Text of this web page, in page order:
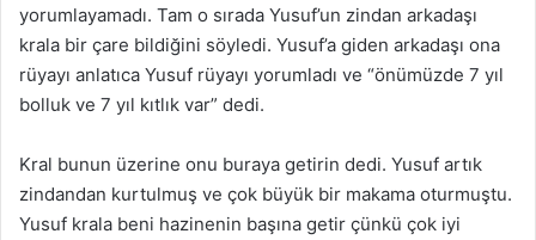
yorumlayamadı. Tam o sırada Yusuf’un zindan arkadaşı
krala bir çare bildiğini söyledi. Yusuf’a giden arkadaşı ona
rüyayı anlatıca Yusuf rüyayı yorumladı ve “önümüzde 7 yıl
bolluk ve 7 yıl kıtlık var” dedi.
Kral bunun üzerine onu buraya getirin dedi. Yusuf artık
zindandan kurtulmuş ve çok büyük bir makama oturmuştu.
Yusuf krala beni hazinenin başına getir çünkü çok iyi